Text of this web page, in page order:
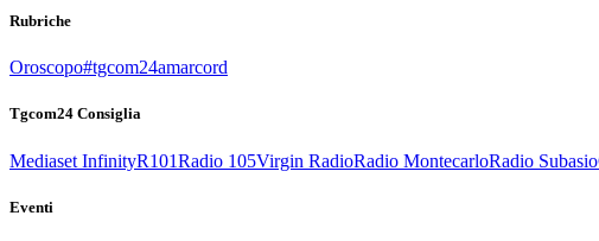
Rubriche
Oroscopo#tgcom24amarcord
Tgcom24 Consiglia
Mediaset InfinityR101Radio 105Virgin RadioRadio MontecarloRadio Subasio
Eventi